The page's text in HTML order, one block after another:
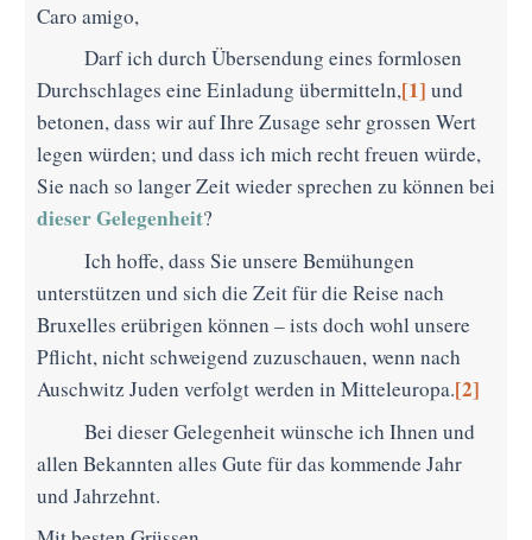
Caro amigo,
Darf ich durch Übersendung eines formlosen
Durchschlages eine Einladung übermitteln,[1] und
betonen, dass wir auf Ihre Zusage sehr grossen Wert
legen würden; und dass ich mich recht freuen würde,
Sie nach so langer Zeit wieder sprechen zu können bei
dieser Gelegenheit?
Ich hoffe, dass Sie unsere Bemühungen
unterstützen und sich die Zeit für die Reise nach
Bruxelles erübrigen können – ists doch wohl unsere
Pflicht, nicht schweigend zuzuschauen, wenn nach
Auschwitz Juden verfolgt werden in Mitteleuropa.[2]
Bei dieser Gelegenheit wünsche ich Ihnen und
allen Bekannten alles Gute für das kommende Jahr
und Jahrzehnt.